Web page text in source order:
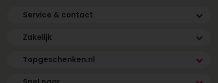
Service & contact
Zakelijk
Topgeschenken.nl